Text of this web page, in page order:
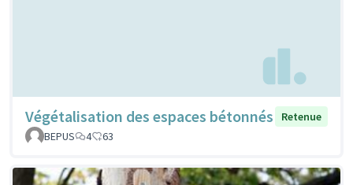
Végétalisation des espaces bétonnés
Retenue
BEPUS
4 63